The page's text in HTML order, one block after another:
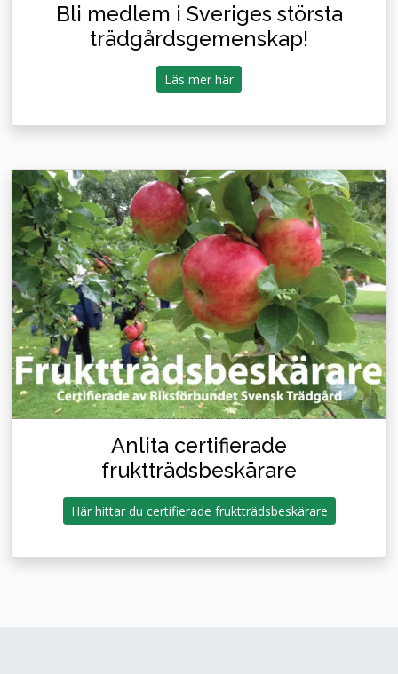
Bli medlem i Sveriges största
trädgårdsgemenskap!
Läs mer här
Anlita certifierade
fruktträdsbeskärare
Här hittar du certifierade fruktträdsbeskärare